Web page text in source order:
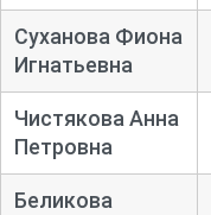
Суханова Фиона
Игнатьевна
Чистякова Анна
Петровна
Беликова